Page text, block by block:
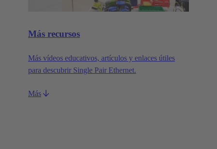
Más recursos
Más vídeos educativos, artículos y enlaces útiles
para descubrir Single Pair Ethernet.
Más